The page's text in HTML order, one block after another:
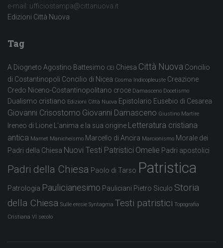
e-mail: ufficiostampa@cittanuova.it
Edizioni Città Nuova
Tag
A Diogneto Agostino Battesimo CEI Chiesa Città Nuova Concilio
di Costantinopoli Concilio di Nicea Cosma Indicopleuste Creazione
Credo Niceno-Costantinopolitano croce Damasceno Docetismo
Dualismo cristiano Edizioni Città Nuova Epistolario Eusebio di Cesarea
Giovanni Crisostomo Giovanni Damasceno Giustino Martire
Ireneo di Lione L'anima e la sua origine Letteratura cristiana
antica Mamet Manicheismo Marcello di Ancira Marcionismo Morale dei
Padri della Chiesa Nuovi Testi Patristici Omelie Padri apostolici
Padri della Chiesa Paolo di Tarso Patristica
Patrologia Paulicianesimo Pauliciani Pietro Siculo Storia
della Chiesa Sulle eresie Syntagma Testi patristici Topografia
Cristiana VI secolo